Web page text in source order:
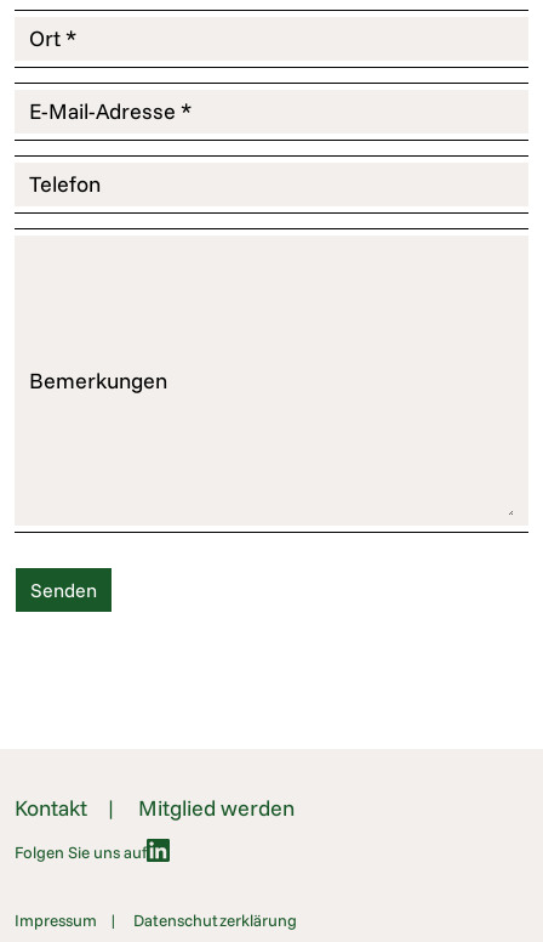
Ort *
E-Mail-Adresse *
Telefon
Bemerkungen
Kontakt Mitglied werden
Folgen Sie uns auf
Impressum Datenschutzerklärung